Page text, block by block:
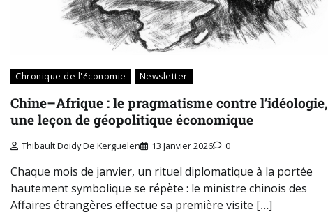
Chronique de l'économie Newsletter
Chine–Afrique : le pragmatisme contre l’idéologie,
une leçon de géopolitique économique
Thibault Doidy De Kerguelen 13 Janvier 2026 0
Chaque mois de janvier, un rituel diplomatique à la portée
hautement symbolique se répète : le ministre chinois des
Affaires étrangères effectue sa première visite […]